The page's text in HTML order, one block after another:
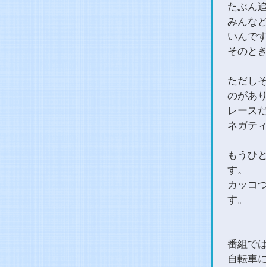
たぶん
みんな
いんで
そのと
ただし
のがあ
レース
ネガテ
もうひ
す。
カッコ
す。
番組で
自転車